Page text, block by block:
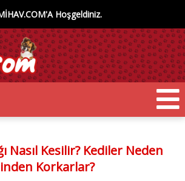
Hoşgeldiniz.
Nasıl Kesilir? Kediler Neden
Korkarlar?